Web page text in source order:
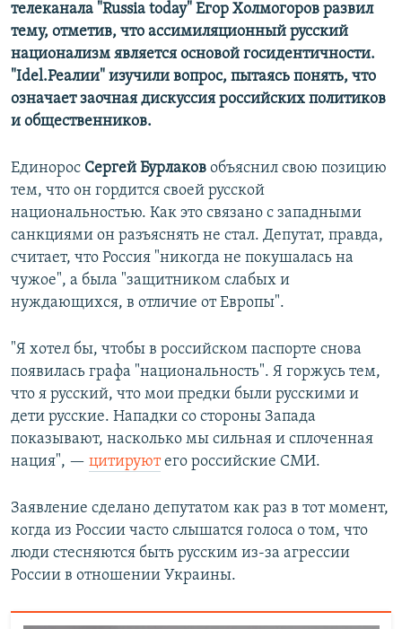
телеканала "Russia today" Егор Холмогоров развил
тему, отметив, что ассимиляционный русский
национализм является основой госидентичности.
"Idel.Реалии" изучили вопрос, пытаясь понять, что
означает заочная дискуссия российских политиков
и общественников.
Единорос Сергей Бурлаков объяснил свою позицию
тем, что он гордится своей русской
национальностью. Как это связано с западными
санкциями он разъяснять не стал. Депутат, правда,
считает, что Россия "никогда не покушалась на
чужое", а была "защитником слабых и
нуждающихся, в отличие от Европы".
"Я хотел бы, чтобы в российском паспорте снова
появилась графа "национальность". Я горжусь тем,
что я русский, что мои предки были русскими и
дети русские. Нападки со стороны Запада
показывают, насколько мы сильная и сплоченная
нация", — цитируютего российские СМИ.
Заявление сделано депутатом как раз в тот момент,
когда из России часто слышатся голоса о том, что
люди стесняются быть русским из-за агрессии
России в отношении Украины.